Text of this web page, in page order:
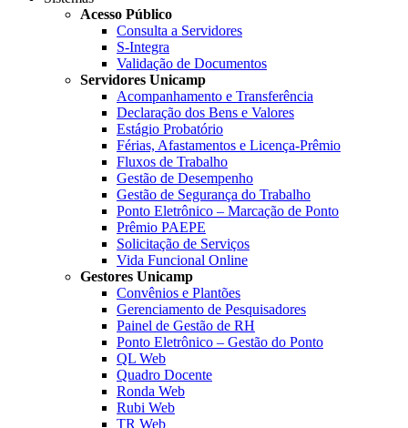
Acesso Público
Consulta a Servidores
S-Integra
Validação de Documentos
Servidores Unicamp
Acompanhamento e Transferência
Declaração dos Bens e Valores
Estágio Probatório
Férias, Afastamentos e Licença-Prêmio
Fluxos de Trabalho
Gestão de Desempenho
Gestão de Segurança do Trabalho
Ponto Eletrônico – Marcação de Ponto
Prêmio PAEPE
Solicitação de Serviços
Vida Funcional Online
Gestores Unicamp
Convênios e Plantões
Gerenciamento de Pesquisadores
Painel de Gestão de RH
Ponto Eletrônico – Gestão do Ponto
QL Web
Quadro Docente
Ronda Web
Rubi Web
TR Web